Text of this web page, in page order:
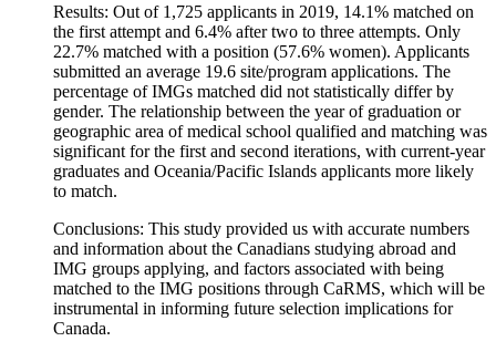
Results: Out of 1,725 applicants in 2019, 14.1% matched on
the first attempt and 6.4% after two to three attempts. Only
22.7% matched with a position (57.6% women). Applicants
submitted an average 19.6 site/program applications. The
percentage of IMGs matched did not statistically differ by
gender. The relationship between the year of graduation or
geographic area of medical school qualified and matching was
significant for the first and second iterations, with current-year
graduates and Oceania/Pacific Islands applicants more likely
to match.
Conclusions: This study provided us with accurate numbers
and information about the Canadians studying abroad and
IMG groups applying, and factors associated with being
matched to the IMG positions through CaRMS, which will be
instrumental in informing future selection implications for
Canada.